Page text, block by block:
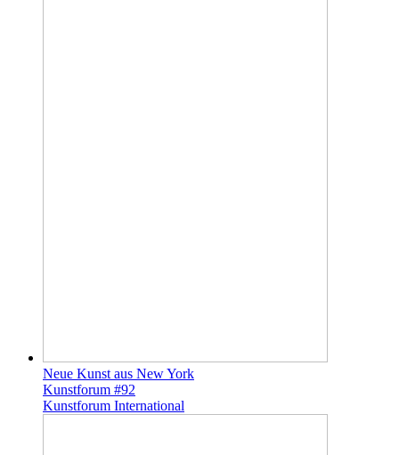
Neue Kunst aus New York
Kunstforum #92
Kunstforum International